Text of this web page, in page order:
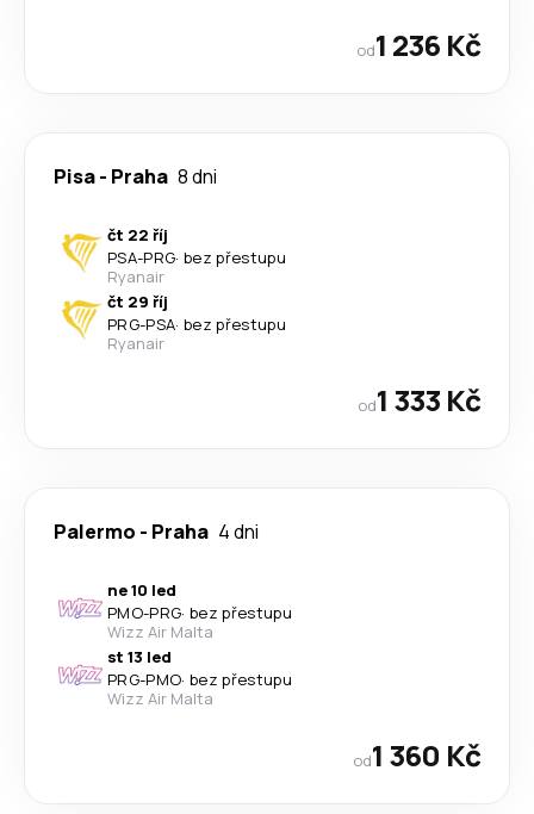
od1 236 Kč
Pisa- Praha 8 dni
čt 22 říj
PSA-PRG· bez přestupu
Ryanair
čt 29 říj
PRG-PSA· bez přestupu
Ryanair
od1 333 Kč
Palermo - Praha 4 dni
ne 10 led
PMO-PRG· bez přestupu
Wizz Air Malta
st 13 led
PRG-PMO· bez přestupu
Wizz Air Malta
od1 360 Kč